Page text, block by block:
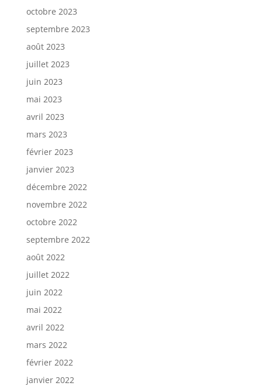
octobre 2023
septembre 2023
août 2023
juillet 2023
juin 2023
mai 2023
avril 2023
mars 2023
février 2023
janvier 2023
décembre 2022
novembre 2022
octobre 2022
septembre 2022
août 2022
juillet 2022
juin 2022
mai 2022
avril 2022
mars 2022
février 2022
janvier 2022